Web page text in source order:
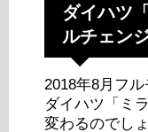
ダイハツ
ルチェン
2018年8月フ
ダイハツ「ミ
変わるのでし